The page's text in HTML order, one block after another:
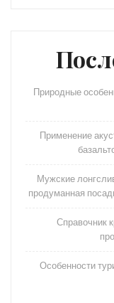
Природные
Применение
Мужские
продуманная
Справочник
Особенности